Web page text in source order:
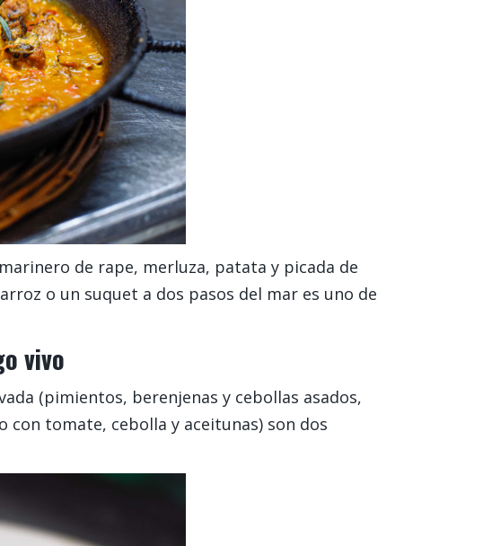
de rape, merluza, patata y picada de
o un suquet a dos pasos del mar es uno de
vivo
(pimientos, berenjenas y cebollas asados,
con tomate, cebolla y aceitunas) son dos